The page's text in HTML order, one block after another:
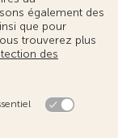
juridiques